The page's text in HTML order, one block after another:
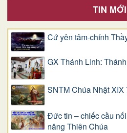
TIN MỚI
Cứ yên tâm-chính
GX Thánh Linh:
SNTM Chúa Nhật
Đức tin – chiếc cầu
năng Thiên Chúa